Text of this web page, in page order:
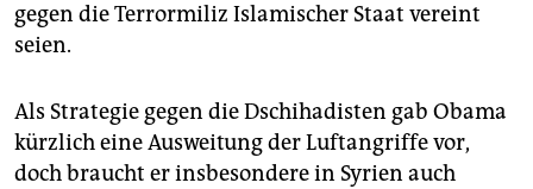
gegen die Terrormiliz Islamischer Staat vereint
seien.
Als Strategie gegen die Dschihadisten gab Obama
kürzlich eine Ausweitung der Luftangriffe vor,
doch braucht er insbesondere in Syrien auch